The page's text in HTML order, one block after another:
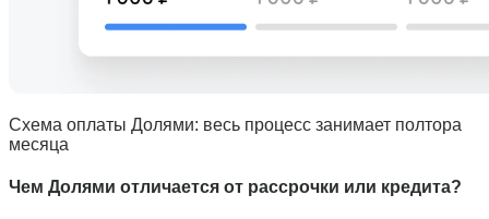
Схема оплаты Долями: весь процесс занимает полтора
месяца
Чем Долями отличается от рассрочки или кредита?